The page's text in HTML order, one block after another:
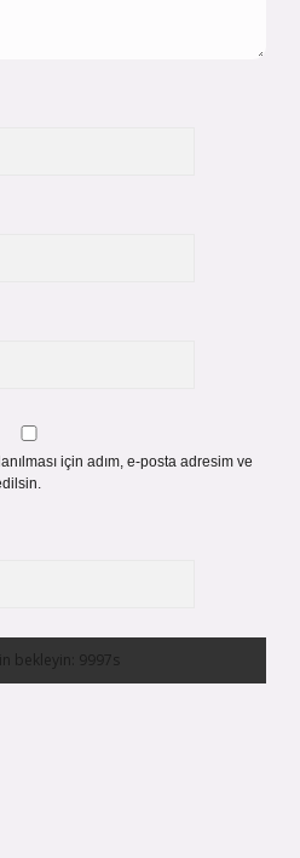
için adım, e-posta adresim ve